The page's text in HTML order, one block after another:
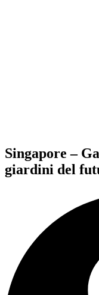
Singapore –
giardini del